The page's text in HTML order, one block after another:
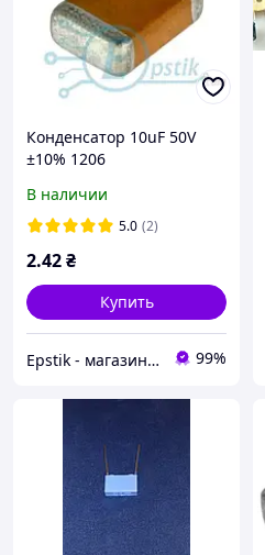
Конденсатор 10uF 50V
±10% 1206
В наличии
5.0 (2)
2.42₴
Купить
Epstik - магазин радиокомпонентов 99%